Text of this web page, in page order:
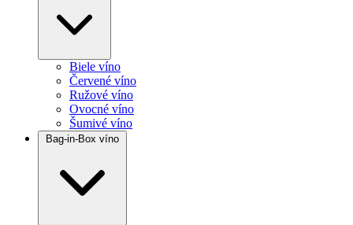
Biele víno
Červené víno
Ružové víno
Ovocné víno
Šumivé víno
Bag-in-Box víno